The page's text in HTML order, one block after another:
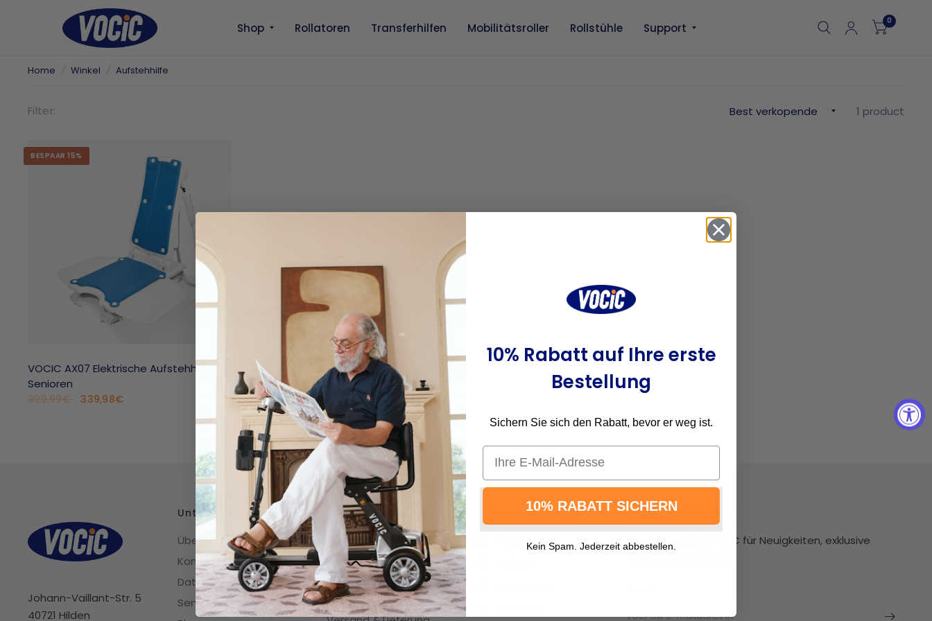
Shop Rollatoren Transferhilfen Mobilitätsroller Rollstühle Support 0
Home Winkel Aufstehhilfe
Filter: 1 product
BESPAAR 15%
VOCIC AX07 Elektrische Aufstehhilfe für
Senioren
399,99€ 339,98€
Johann-Vaillant-Str. 5
40721 Hilden
Unternehmen
Über uns
Kontakt
Datenschutzrichtlinien
Servicebedingungen
Hilfe zur Bestellung
Sendungsverfolgung
30-Tage-
Rückgaberecht
Zahlungsoptionen
Folgen Sie VOCIC
Facebook
In Kontakt bleiben
Abonnieren Sie VOCIC für Neuigkeiten, exklusive
10% Rabatt auf Ihre erste
Bestellung
Sichern Sie sich den Rabatt, bevor er weg ist.
Email
10% RABATT SICHERN
Kein Spam. Jederzeit abbestellen.